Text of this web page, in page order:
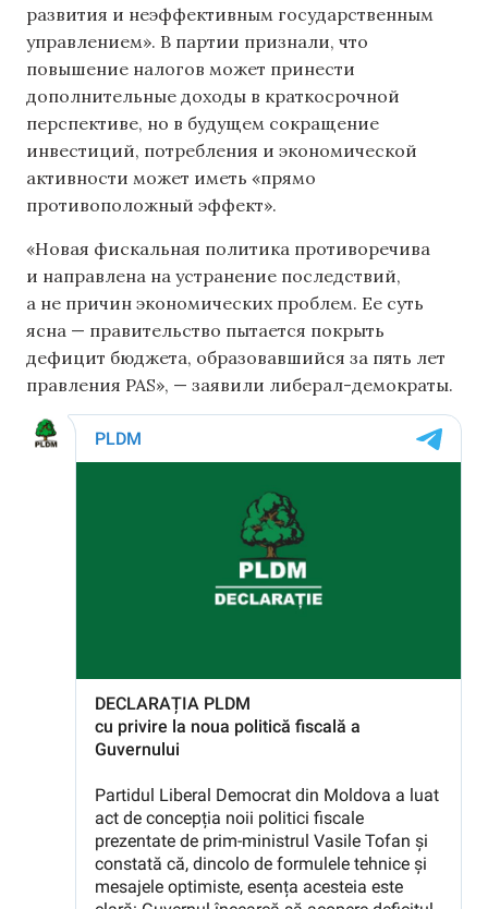
развития и неэффективным государственным
управлением». В партии признали, что
повышение налогов может принести
дополнительные доходы в краткосрочной
перспективе, но в будущем сокращение
инвестиций, потребления и экономической
активности может иметь «прямо
противоположный эффект».
«Новая фискальная политика противоречива
и направлена ​​на устранение последствий,
а не причин экономических проблем. Ее суть
ясна — правительство пытается покрыть
дефицит бюджета, образовавшийся за пять лет
правления PAS», — заявили либерал-демократы.